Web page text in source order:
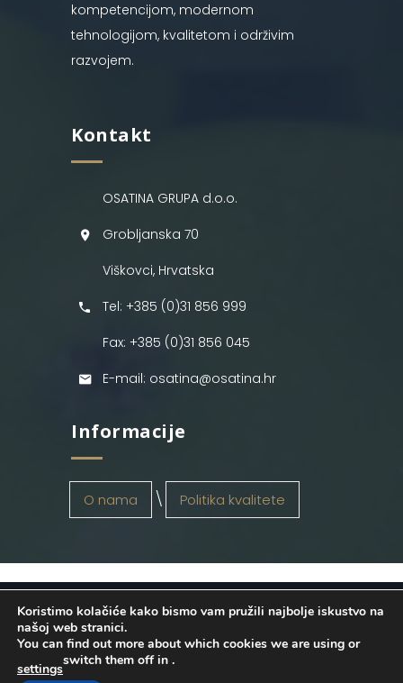
kompetencijom, modernom
tehnologijom, kvalitetom i održivim
razvojem.
Kontakt
OSATINA GRUPA d.o.o.
Grobljanska 70
Viškovci, Hrvatska
Tel: +385 (0)31 856 999
Fax: +385 (0)31 856 045
E-mail: osatina@osatina.hr
Informacije
O nama Politika kvalitete
OSATINA GRUPA d.o.o. 2026
. Configured
byINFOS Osijek. Sva prava pridržana.
Koristimo kolačiće kako bismo vam pružili najbolje iskustvo na
našoj web stranici.
You can find out more about which cookies we are using or
switch them off in
settings
.